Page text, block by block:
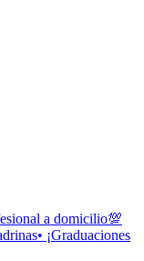
a domicilio💯
¡Graduaciones